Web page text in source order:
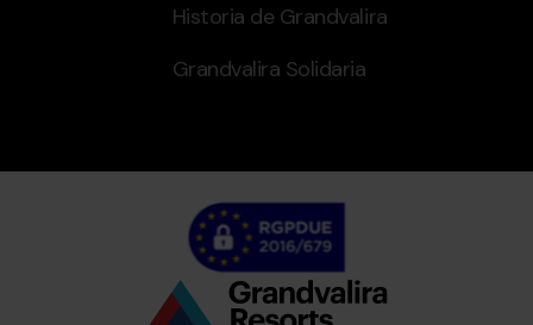
Historia de Grandvalira
Grandvalira Solidaria